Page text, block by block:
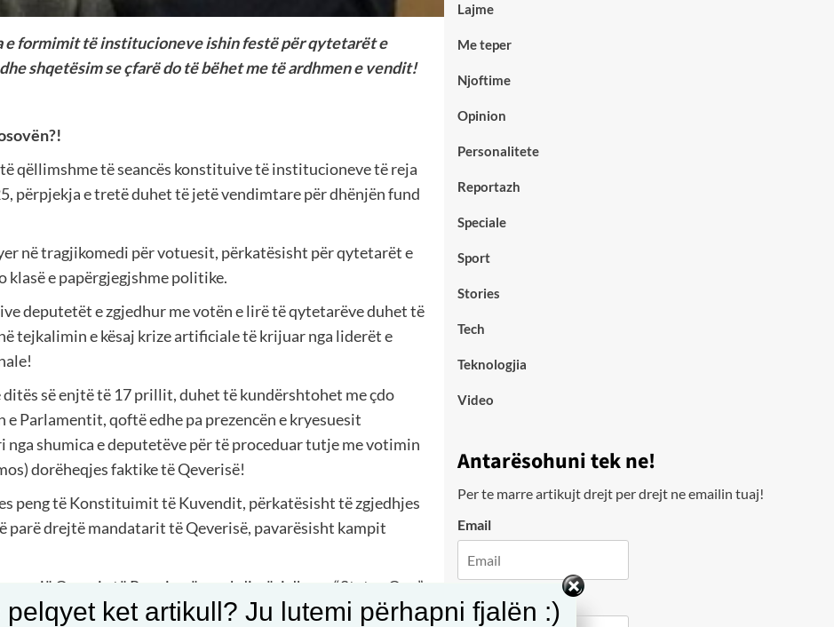
e formimit të institucioneve ishin festë për qytetarët e
shqetësim se çfarë do të bëhet me të ardhmen e vendit!
qëllimshme të seancës konstituive të institucioneve të reja
përpjekja e tretë duhet të jetë vendimtare për dhënjën fund
në tragjikomedi për votuesit, përkatësisht për qytetarët e
e papërgjegjshme politike.
deputetët e zgjedhur me votën e lirë të qytetarëve duhet të
tejkalimin e kësaj krize artificiale të krijuar nga liderët e
së enjtë të 17 prillit, duhet të kundërshtohet me çdo
Parlamentit, qoftë edhe pa prezencën e kryesuesit
nga shumica e deputetëve për të proceduar tutje me votimin
dorëheqjes faktike të Qeverisë!
peng të Konstituimit të Kuvendit, përkatësisht të zgjedhjes
parë drejtë mandatarit të Qeverisë, pavarësisht kampit
e një Qeverie të Re, e jo për vazhdimësi dhe as “Status Quo”
Lajme
Me teper
Njoftime
Opinion
Personalitete
Reportazh
Speciale
Sport
Stories
Tech
Teknologjia
Video
Antarësohuni tek ne!
Per te marre artikujt drejt per drejt ne emailin tuaj!
Email
City
pelqyet ket artikull? Ju lutemi përhapni fjalën :)